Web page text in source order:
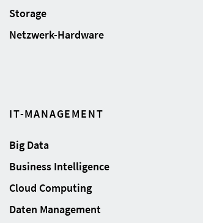
Storage
Netzwerk-Hardware
IT-MANAGEMENT
Big Data
Business Intelligence
Cloud Computing
Daten Management